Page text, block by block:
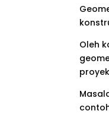
Oleh